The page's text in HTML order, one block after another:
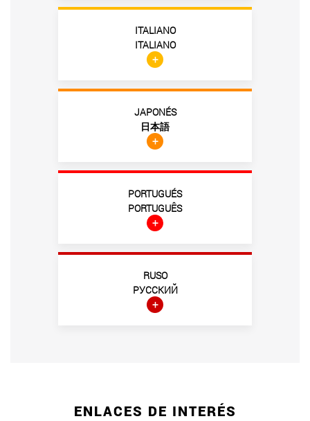
ITALIANO
ITALIANO
+
JAPONÉS
日本語
+
PORTUGUÉS
PORTUGUÊS
+
RUSO
РУССКИЙ
+
ENLACES DE INTERÉS